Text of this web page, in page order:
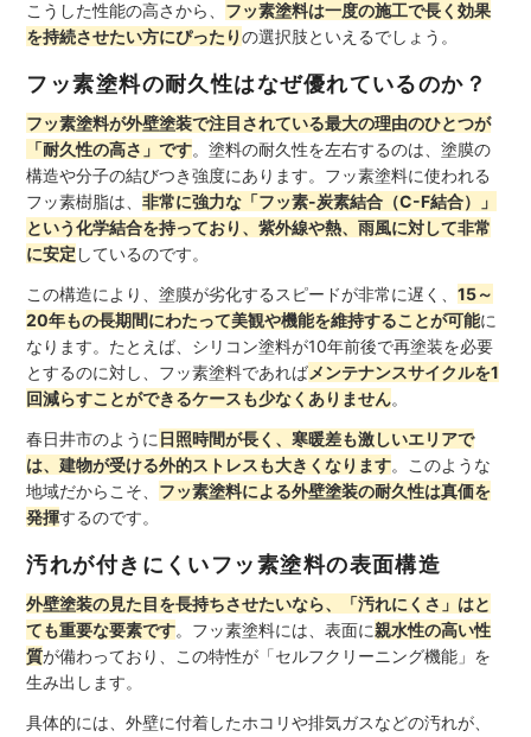
こうした性能の高さから、 フッ素塗料は一度の施工で長く効果
を持続させたい方にぴったりの選択肢といえるでしょう。
フッ素塗料の耐久性はなぜ優れているのか？
フッ素塗料が外壁塗装で注目されている最大の理由のひとつが
「耐久性の高さ」です。塗料の耐久性を左右するのは、塗膜の
構造や分子の結びつき強度にあります。フッ素塗料に使われる
フッ素樹脂は、非常に強力な「フッ素-炭素結合（C-F結合）」
という化学結合を持っており、紫外線や熱、雨風に対して非常
に安定 しているのです。
この構造により、塗膜が劣化するスピードが非常に遅く、15～
20年もの長期間にわたって美観や機能を維持することが可能に
なります。たとえば、シリコン塗料が10年前後で再塗装を必要
とするのに対し、フッ素塗料であればメンテナンスサイクルを1
回減らすことができるケースも少なくありません。
春日井市のように 日照時間が長く、寒暖差も激しいエリアで
は、建物が受ける外的ストレスも大きくなります。このような
地域だからこそ、 フッ素塗料による外壁塗装の耐久性は真価を
発揮するのです。
汚れが付きにくいフッ素塗料の表面構造
外壁塗装の見た目を長持ちさせたいなら、「汚れにくさ」はと
ても重要な要素です。フッ素塗料には、表面に親水性の高い性
質が備わっており、この特性が「セルフクリーニング機能」を
生み出します。
具体的には、外壁に付着したホコリや排気ガスなどの汚れが、